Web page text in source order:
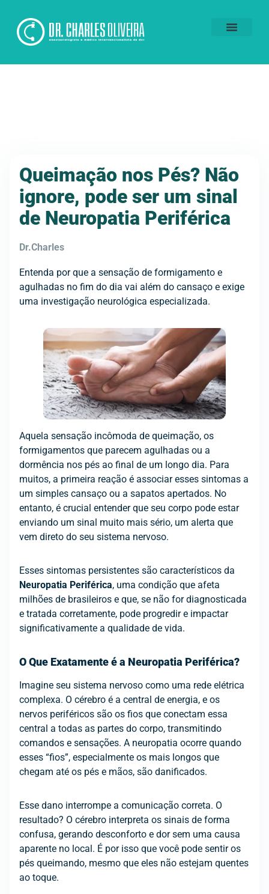
Queimação nos Pés? Não
ignore, pode ser um sinal
de Neuropatia Periférica
Dr.Charles
Entenda por que a sensação de formigamento e
agulhadas no fim do dia vai além do cansaço e exige
uma investigação neurológica especializada.
Aquela sensação incômoda de queimação, os
formigamentos que parecem agulhadas ou a
dormência nos pés ao final de um longo dia. Para
muitos, a primeira reação é associar esses sintomas a
um simples cansaço ou a sapatos apertados. No
entanto, é crucial entender que seu corpo pode estar
enviando um sinal muito mais sério, um alerta que
vem direto do seu sistema nervoso.
Esses sintomas persistentes são característicos da
Neuropatia Periférica, uma condição que afeta
milhões de brasileiros e que, se não for diagnosticada
e tratada corretamente, pode progredir e impactar
significativamente a qualidade de vida.
O Que Exatamente é a Neuropatia Periférica?
Imagine seu sistema nervoso como uma rede elétrica
complexa. O cérebro é a central de energia, e os
nervos periféricos são os fios que conectam essa
central a todas as partes do corpo, transmitindo
comandos e sensações. A neuropatia ocorre quando
esses “fios”, especialmente os mais longos que
chegam até os pés e mãos, são danificados.
Esse dano interrompe a comunicação correta. O
resultado? O cérebro interpreta os sinais de forma
confusa, gerando desconforto e dor sem uma causa
aparente no local. É por isso que você pode sentir os
pés queimando, mesmo que eles não estejam quentes
ao toque.